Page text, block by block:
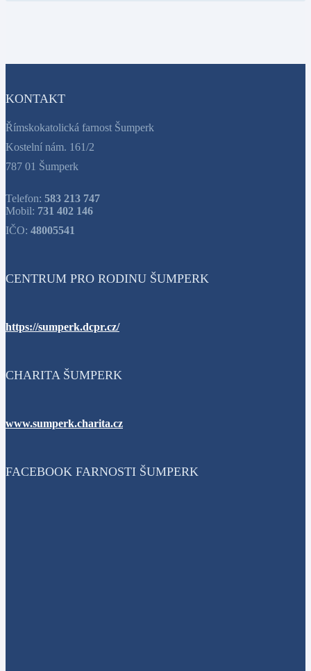
KONTAKT
Římskokatolická farnost Šumperk
Kostelní nám. 161/2
787 01 Šumperk
Telefon: 583 213 747
Mobil: 731 402 146
IČO: 48005541
CENTRUM PRO RODINU ŠUMPERK
https://sumperk.dcpr.cz/
CHARITA ŠUMPERK
www.sumperk.charita.cz
FACEBOOK FARNOSTI ŠUMPERK